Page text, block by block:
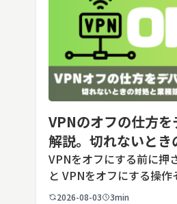
VPNのオフの仕方
解説。切れないとき
端末での注意点
VPNをオフにする前に押
と VPNをオフにする操作
の端末でも数タップから
2026-08-03 3min